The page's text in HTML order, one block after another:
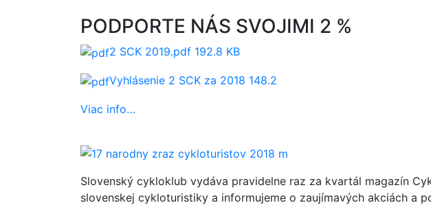
PODPORTE NÁS SVOJIMI 2 %
2 SCK 2019.pdf 192.8 KB
Vyhlásenie 2 SCK za 2018 148.2
Viac info…
Slovenský cykloklub vydáva pravidelne raz za kvartál magazín
slovenskej cykloturistiky a informujeme o zaujímavých akciách a